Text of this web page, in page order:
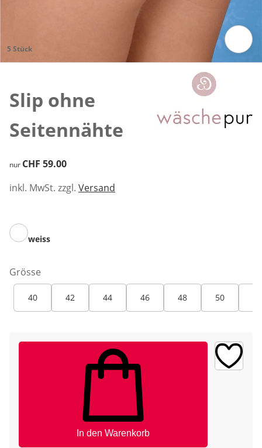
5 Stück
Slip ohne
Seitennähte
CHF 59.00
nur CHF 59.00
inkl. MwSt. zzgl. Versand
weiss
Grösse
40 42 44 46 48 50
In den Warenkorb